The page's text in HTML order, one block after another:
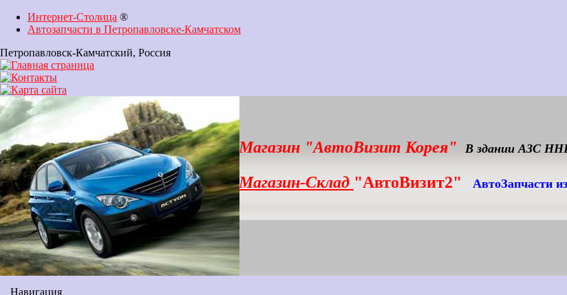
Интернет-Столица ®
Автозапчасти в Петропавловске-Камчатском
Петропавловск-Камчатский, Россия
Магазин "АвтоВизит Корея" В здании АЗС ННК
Магазин-Склад "АвтоВизит2" АвтоЗапчасти
Навигация